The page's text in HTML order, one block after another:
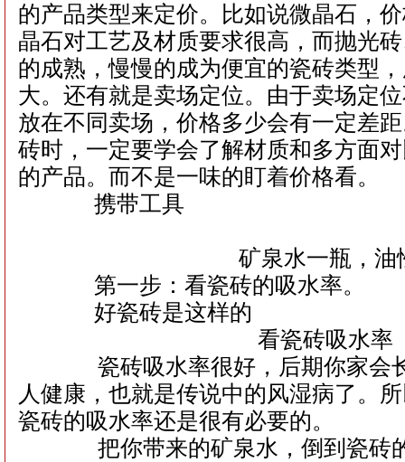
的产品类型来定价。比如说微晶石，
晶石对工艺及材质要求很高，而抛光
的成熟，慢慢的成为便宜的瓷砖类型
大。还有就是卖场定位。由于卖场定
放在不同卖场，价格多少会有一定差
砖时，一定要学会了解材质和多方面
的产品。而不是一味的盯着价格看。
携带工具
矿泉水一瓶，油
第一步：看瓷砖的吸水率。
好瓷砖是这样的
看瓷砖吸水率
瓷砖吸水率很好，后期你家会长
人健康，也就是传说中的风湿病了。
瓷砖的吸水率还是很有必要的。
把你带来的矿泉水，倒到瓷砖的